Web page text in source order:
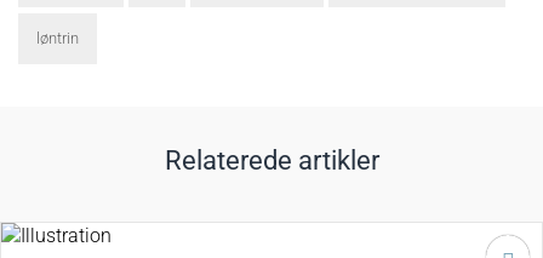
løntrin
Relaterede artikler